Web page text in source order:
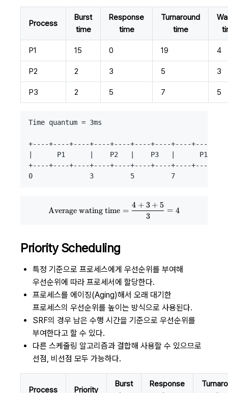
Process
Burst
time
Response
time
Turnaround
time
P1 15 0 19 4
P2 2 3 5 3
P3 2 5 7 5
Time quantum = 3ms
+----+----+----+----+----+----+----+----+----
|      P1      |    P2   |    P3   |      P1
+----+----+----+----+----+----+----+----+----
\text{Average wating time} =
Average wating time =
3
4 + 3 + 5
= 4
Priority Scheduling
특정 기준으로 프로세스에게 우선순위를 부여해
우선순위에 따라 프로세서에 할당한다.
프로세스를 에이징(Aging)해서 오래 대기한
프로세스의 우선순위를 높이는 방식으로 사용된다.
SRF의 경우 남은 수행 시간을 기준으로 우선순위를
부여한다고 할 수 있다.
다른 스케줄링 알고리즘과 결합해 사용할 수 있으므로
선점, 비선점 모두 가능하다.
Process Priority
Burst
Response